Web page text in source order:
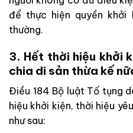
để thực hiện quyền
thường.
3. Hết thời hiệu khởi
chia di sản thừa kế
Điều 184 Bộ luật Tố tụng
hiệu khởi kiện, thời hiệu
như sau: